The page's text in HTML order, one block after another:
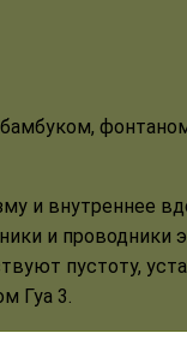
и внутреннее
и проводники
пустоту,
Гуа 3.